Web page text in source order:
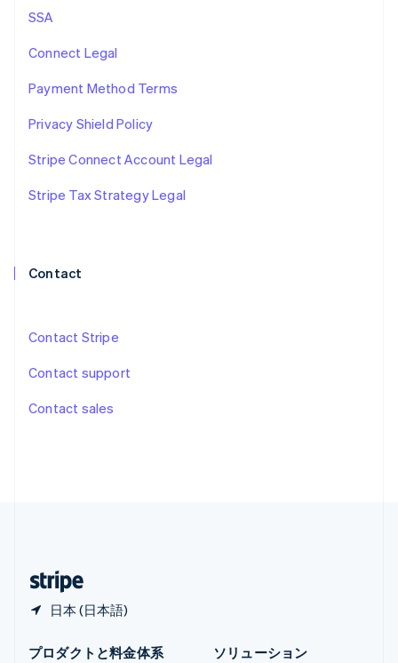
SSA
Connect Legal
Payment Method Terms
Privacy Shield Policy
Stripe Connect Account Legal
Stripe Tax Strategy Legal
Contact
Contact Stripe
Contact support
Contact sales
日本 (日本語)
ブルガリア
English
ベルギー
Nederlands FrançaisDeutsch
ポーランド
English
ポルトガル
Português English
マルタ
English
メキシコ
Español
リトアニア
リヒテンシュタイン
ルーマニア
プロダクトと料金体系
ソリューション